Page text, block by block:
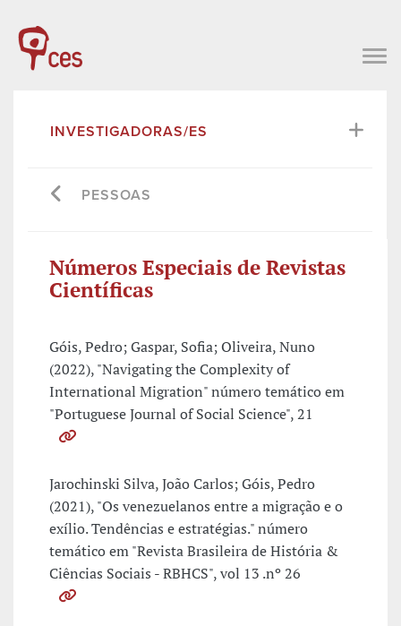
INVESTIGADORAS/ES
PESSOAS
Números Especiais de Revistas
Científicas
Góis, Pedro; Gaspar, Sofia; Oliveira, Nuno
(2022), "Navigating the Complexity of
International Migration" número temático em
"Portuguese Journal of Social Science", 21
Jarochinski Silva, João Carlos; Góis, Pedro
(2021), "Os venezuelanos entre a migração e o
exílio. Tendências e estratégias." número
temático em "Revista Brasileira de História &
Ciências Sociais - RBHCS", vol 13 .nº 26